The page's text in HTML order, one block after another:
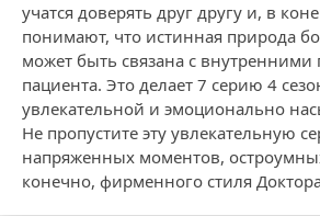
учатся доверять друг другу и, в
понимают, что истинная природа
может быть связана с
пациента. Это делает 7 серию 4
увлекательной и эмоционально
Не пропустите эту увлекательную
напряженных моментов,
конечно, фирменного стиля